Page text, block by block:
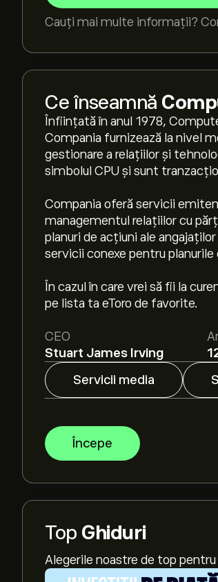
Cauți mai multe informații?
Ce înseamnă
Înființată în anul 1978,
Compania furnizează la nivel
gestionare a relațiilor și
simbolul CPU și sunt
Compania oferă servicii
managementul relațiilor cu
planuri de acțiuni ale
servicii conexe pentru
În cazul în care vrei să fii la
pe lista ta eToro de favorite.
CEO
Stuart James Irving
Servicii media
Începe
Top Ghiduri
Alegerile noastre de top